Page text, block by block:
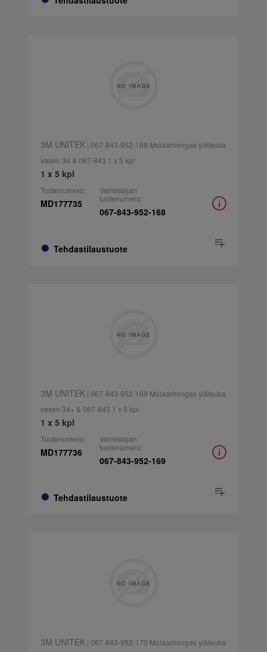
3M UNITEK| 067-843-952-168 Molaarirengas yläleuka
vasen 34 & 067-843 1 x 5 kpl
1 x 5 kpl
Tuotenumero:
MD177735
Tehdastilaustuote
Valmistajan
tuotenumero:
067-843-952-168
3M UNITEK| 067-843-952-169 Molaarirengas yläleuka
vasen 34+ & 067-843 1 x 5 kpl
1 x 5 kpl
Tuotenumero:
MD177736
Tehdastilaustuote
Valmistajan
tuotenumero:
067-843-952-169
3M UNITEK| 067-843-952-170 Molaarirengas yläleuka